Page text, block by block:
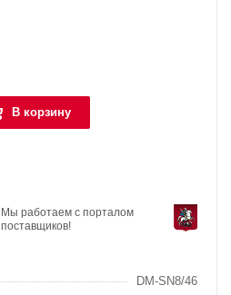
В корзину
Мы работаем с порталом
поставщиков!
DM-SN8/46